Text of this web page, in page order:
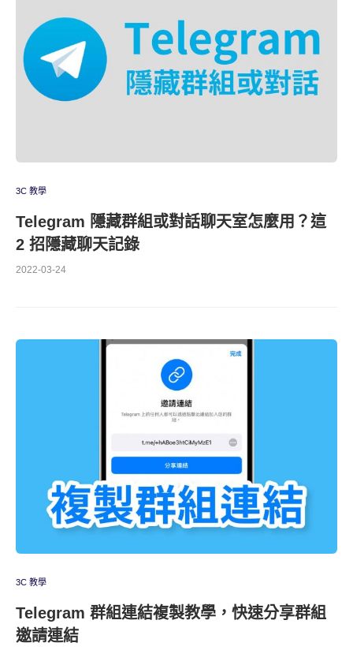
3C 教學
Telegram 隱藏群組或對話聊天室怎麼用？這
2 招隱藏聊天記錄
2022-03-24
3C 教學
Telegram 群組連結複製教學，快速分享群組
邀請連結